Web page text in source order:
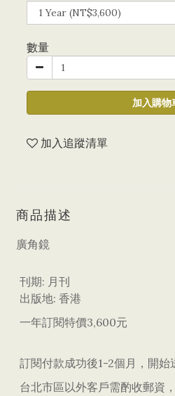
數量
加入購物
加入追蹤清單
商品描述
廣角鏡
刊期: 月刊
出版地: 香港
一年訂閱特價3,600元
訂閱付款成功後1-2個月，開始
台北市區以外客戶需酌收郵資